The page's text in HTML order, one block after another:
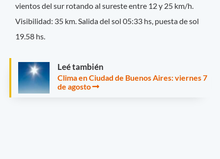
vientos del sur rotando al sureste entre 12 y 25 km/h.
Visibilidad: 35 km. Salida del sol 05:33 hs, puesta de sol
19.58 hs.
Leé también
Clima en Ciudad de Buenos Aires: viernes 7
de agosto